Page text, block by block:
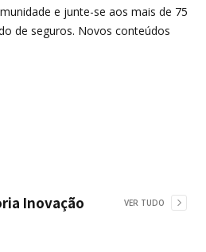
e junte-se aos mais de 75
de seguros. Novos conteúdos
Inovação VER TUDO